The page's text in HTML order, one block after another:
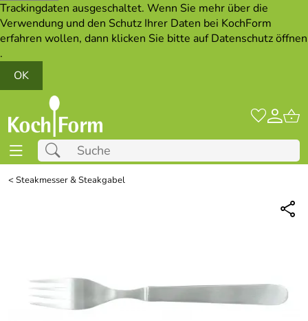
Trackingdaten ausgeschaltet. Wenn Sie mehr über die
Verwendung und den Schutz Ihrer Daten bei KochForm
erfahren wollen, dann klicken Sie bitte aufDatenschutz öffnen
.
OK
<Steakmesser & Steakgabel